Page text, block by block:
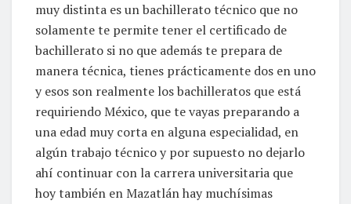
muy distinta es un bachillerato técnico que no
solamente te permite tener el certificado de
bachillerato si no que además te prepara de
manera técnica, tienes prácticamente dos en uno
y esos son realmente los bachilleratos que está
requiriendo México, que te vayas preparando a
una edad muy corta en alguna especialidad, en
algún trabajo técnico y por supuesto no dejarlo
ahí continuar con la carrera universitaria que
hoy también en Mazatlán hay muchísimas